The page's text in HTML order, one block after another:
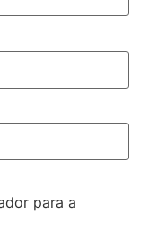
para a